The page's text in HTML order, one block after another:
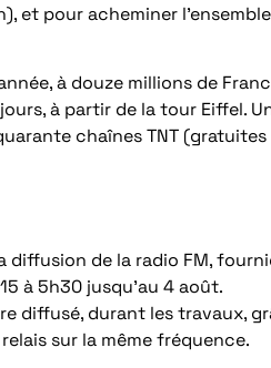
pour acheminer
à douze millions de
à partir de la tour Eiffel.
chaînes TNT
de la radio FM,
à 5h30 jusqu’au 4 août.
diffusé, durant les travaux,
sur la même fréquence.